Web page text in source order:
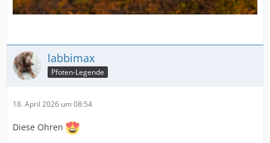
labbimax
Pfoten-Legende
18. April 2026 um 08:54
Diese Ohren